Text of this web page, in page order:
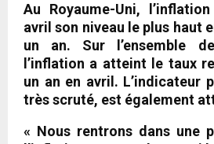
Au Royaume-Uni,
avril son niveau le plus haut
un an. Sur l’ensemble
l’inflation a atteint le taux
un an en avril. L’indicateur
très scruté, est également
« Nous rentrons dans une